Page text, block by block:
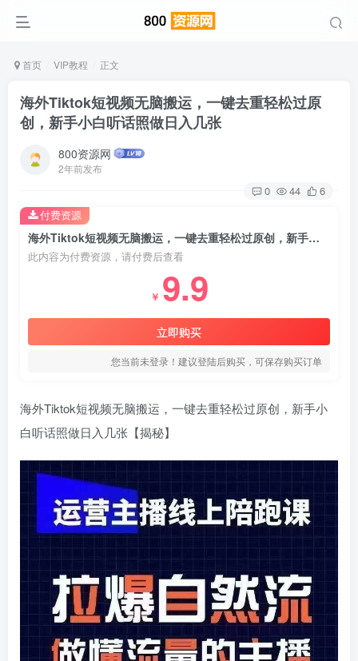
首页 VIP教程 正文
海外Tiktok短视频无脑搬运，一键去重轻松过原
创，新手小白听话照做日入几张
800资源网
2年前发布
0 44 6
海外Tiktok短视频无脑搬运，一键去重轻松过原创，新手小白听话照做日入几张
此内容为付费资源，请付费后查看
￥ 9.9
立即购买
您当前未登录！建议登陆后购买，可保存购买订单
付费资源
海外Tiktok短视频无脑搬运，一键去重轻松过原创，新手小
白听话照做日入几张【揭秘】